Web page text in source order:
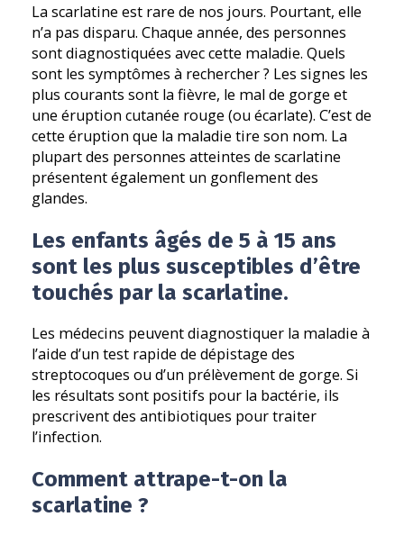
La scarlatine est rare de nos jours. Pourtant, elle
n’a pas disparu. Chaque année, des personnes
sont diagnostiquées avec cette maladie. Quels
sont les symptômes à rechercher ? Les signes les
plus courants sont la fièvre, le mal de gorge et
une éruption cutanée rouge (ou écarlate). C’est de
cette éruption que la maladie tire son nom. La
plupart des personnes atteintes de scarlatine
présentent également un gonflement des
glandes.
Les enfants âgés de 5 à 15 ans
sont les plus susceptibles d’être
touchés par la scarlatine.
Les médecins peuvent diagnostiquer la maladie à
l’aide d’un test rapide de dépistage des
streptocoques ou d’un prélèvement de gorge. Si
les résultats sont positifs pour la bactérie, ils
prescrivent des antibiotiques pour traiter
l’infection.
Comment attrape-t-on la
scarlatine ?